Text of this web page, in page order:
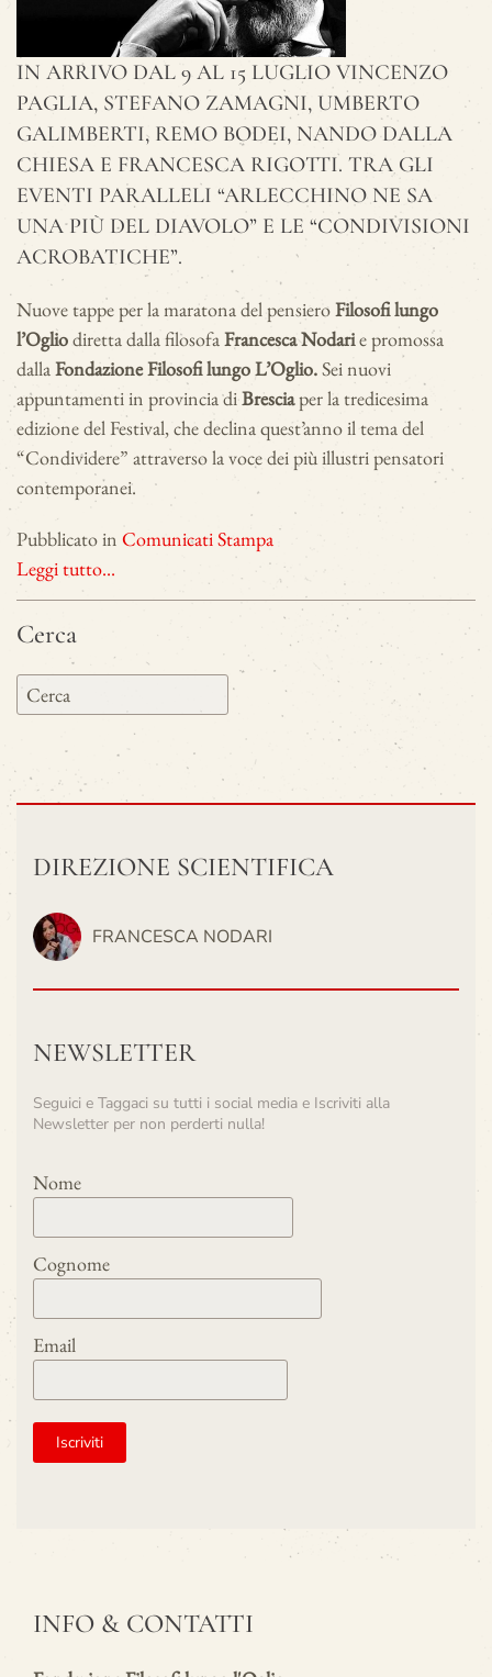
IN ARRIVO DAL 9 AL 15 LUGLIO VINCENZO
PAGLIA, STEFANO ZAMAGNI, UMBERTO
GALIMBERTI, REMO BODEI, NANDO DALLA
CHIESA E FRANCESCA RIGOTTI. TRA GLI
EVENTI PARALLELI “ARLECCHINO NE SA
UNA PIÙ DEL DIAVOLO” E LE “CONDIVISIONI
ACROBATICHE”.
Nuove tappe per la maratona del pensieroFilosofi lungo
l’Ogliodiretta dalla filosofaFrancesca Nodarie promossa
dallaFondazione Filosofi lungo L’Oglio.Sei nuovi
appuntamenti in provincia diBresciaper la tredicesima
edizione del Festival, che declina quest’anno il tema del
“Condividere” attraverso la voce dei più illustri pensatori
contemporanei.
Pubblicato in Comunicati Stampa
Leggi tutto...
Cerca
DIREZIONE SCIENTIFICA
FRANCESCA NODARI
NEWSLETTER
Seguici e Taggaci su tutti i social media e Iscriviti alla
Newsletter per non perderti nulla!
Nome
Cognome
Email
INFO & CONTATTI